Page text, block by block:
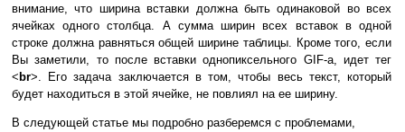
внимание, что ширина вставки должна быть одинаковой во всех
ячейках одного столбца. А сумма ширин всех вставок в одной
строке должна равняться общей ширине таблицы. Кроме того, если
Вы заметили, то после вставки однопиксельного GIF-а, идет тег
< br>. Его задача заключается в том, чтобы весь текст, который
будет находиться в этой ячейке, не повлиял на ее ширину.
В следующей статье мы подробно разберемся с проблемами,